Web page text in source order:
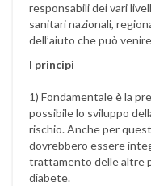
responsabili dei vari
sanitari nazionali,
dell’aiuto che può
I principi
1) Fondamentale è la
possibile lo sviluppo
rischio. Anche per
dovrebbero essere
trattamento delle altre
diabete.